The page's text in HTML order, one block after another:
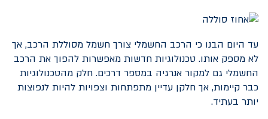
עד היום הבנו כי הרכב החשמלי צורך חשמל מסוללת הרכב, אך
לא מספק אותו. טכנולוגיות חדשות מאפשרות להפוך את הרכב
החשמלי גם למקור אנרגיה במספר דרכים. חלק מהטכנולוגיות
כבר קיימות, אך חלקן עדיין מתפתחות וצפויות להיות לנפוצות
יותר בעתיד.